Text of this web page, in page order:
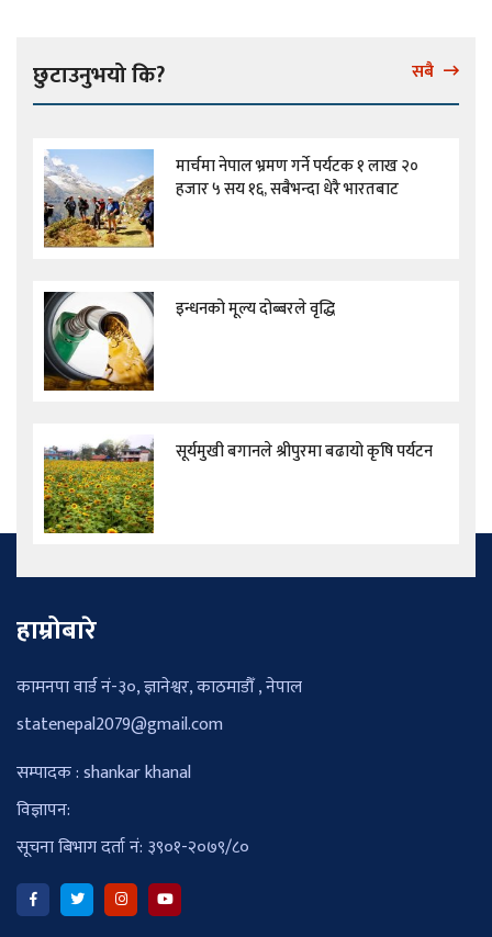
छुटाउनुभयो कि? सबै
मार्चमा नेपाल भ्रमण गर्ने पर्यटक १ लाख २०
हजार ५ सय १६, सबैभन्दा धेरै भारतबाट
इन्धनको मूल्य दोब्बरले वृद्धि
सूर्यमुखी बगानले श्रीपुरमा बढायो कृषि पर्यटन
हाम्रोबारे
कामनपा वार्ड नं-३०, ज्ञानेश्वर, काठमाडौँ , नेपाल
statenepal2079@gmail.com
सम्पादक : shankar khanal
विज्ञापन:
सूचना बिभाग दर्ता नं: ३९०१-२०७९/८०